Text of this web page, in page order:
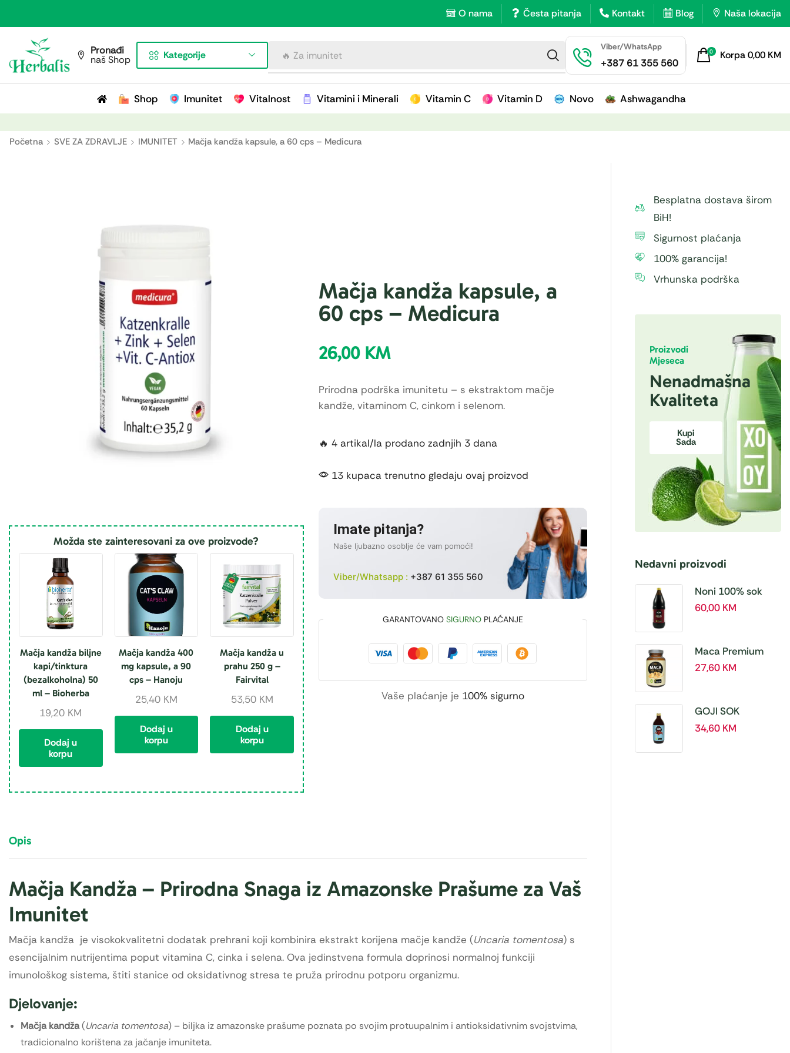
O nama Česta pitanja Kontakt Blog Naša lokacija
Pronađi
naš Shop Kategorije 🔥 Za imunitet
Viber/WhatsApp
+387 61 355 560
0 Korpa0,00 KM
Shop Imunitet Vitalnost Vitamini i Minerali Vitamin C Vitamin D Novo Ashwagandha
Početna SVE ZA ZDRAVLJE IMUNITET Mačja kandža kapsule, a 60 cps – Medicura
Možda ste zainteresovani za ove proizvode?
Mačja kandža biljne
kapi/tinktura
(bezalkoholna) 50
ml – Bioherba
19,20 KM
Dodaj u
korpu
Mačja kandža 400
mg kapsule, a 90
cps – Hanoju
25,40 KM
Dodaj u
korpu
Mačja kandža u
prahu 250 g –
Fairvital
53,50 KM
Dodaj u
korpu
Mačja kandža kapsule, a
60 cps – Medicura
26,00 KM
Prirodna podrška imunitetu – s ekstraktom mačje
kandže, vitaminom C, cinkom i selenom.
🔥 4 artikal/la prodano zadnjih 3 dana
13 kupaca trenutno gledaju ovaj proizvod
Imate pitanja?
Naše ljubazno osoblje će vam pomoći!
Viber/Whatsapp : +387 61 355 560
GARANTOVANO SIGURNOPLAĆANJE
Vaše plaćanje je 100% sigurno
Opis
Mačja Kandža – Prirodna Snaga iz Amazonske Prašume za Vaš
Imunitet
Mačja kandža je visokokvalitetni dodatak prehrani koji kombinira ekstrakt korijena mačje kandže (Uncaria tomentosa) s
esencijalnim nutrijentima poput vitamina C, cinka i selena. Ova jedinstvena formula doprinosi normalnoj funkciji
imunološkog sistema, štiti stanice od oksidativnog stresa te pruža prirodnu potporu organizmu.
Djelovanje:
Mačja kandža(Uncaria tomentosa) – biljka iz amazonske prašume poznata po svojim protuupalnim i antioksidativnim svojstvima,
tradicionalno korištena za jačanje imuniteta.
Besplatna dostava širom
BiH!
Sigurnost plaćanja
100% garancija!
Vrhunska podrška
Proizvodi
Mjeseca
Nenadmašna
Kvaliteta
Kupi
Sada
Nedavni proizvodi
Noni 100% sok
BIO, a 1L – Hanoju
60,00 KM
Maca Premium
BIO 500 mg
27,60 KM
GOJI SOK
PREMIUM 100% a
34,60 KM